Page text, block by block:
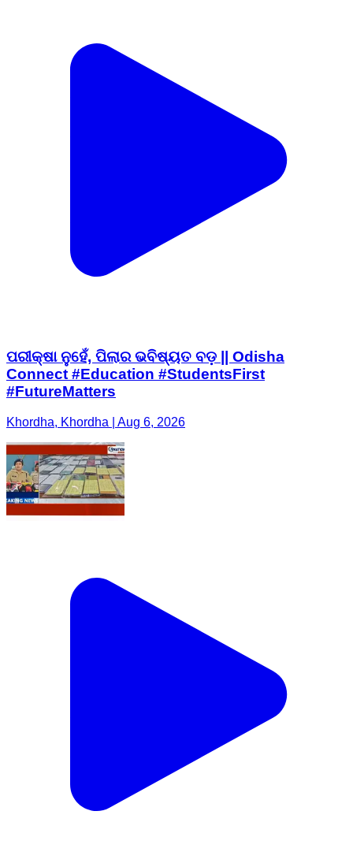
ପରୀକ୍ଷା ନୁହେଁ, ପିଲାର ଭବିଷ୍ୟତ ବଡ଼ || Odisha
Connect #Education #StudentsFirst
#FutureMatters
Khordha, Khordha | Aug 6, 2026